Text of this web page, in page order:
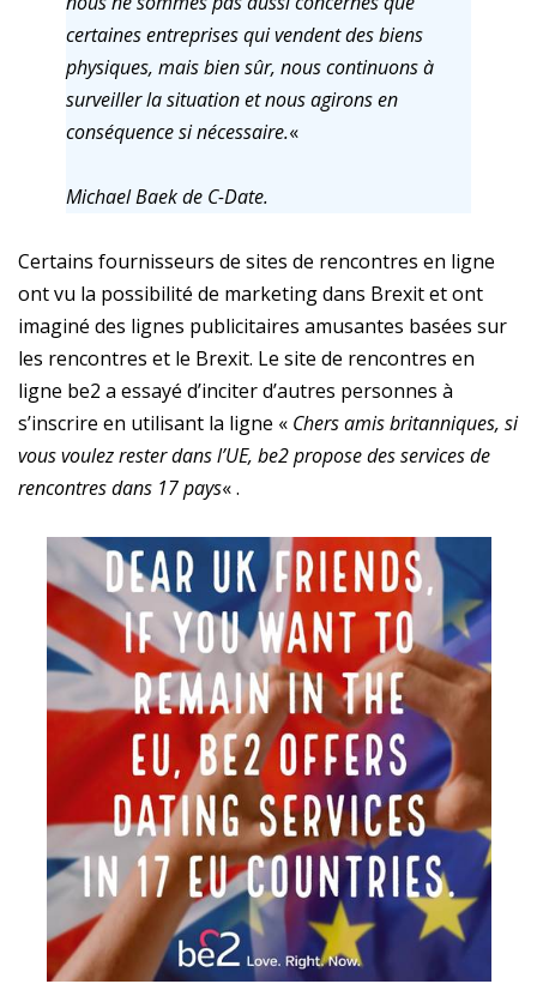
certaines entreprises qui vendent des biens
physiques, mais bien sûr, nous continuons à
surveiller la situation et nous agirons en
conséquence si nécessaire.«
Michael Baek de C-Date.
Certains fournisseurs de sites de rencontres en ligne
ont vu la possibilité de marketing dans Brexit et ont
imaginé des lignes publicitaires amusantes basées sur
les rencontres et le Brexit. Le site de rencontres en
ligne be2 a essayé d’inciter d’autres personnes à
s’inscrire en utilisant la ligne « Chers amis britanniques, si
vous voulez rester dans l’UE, be2 propose des services de
rencontres dans 17 pays« .